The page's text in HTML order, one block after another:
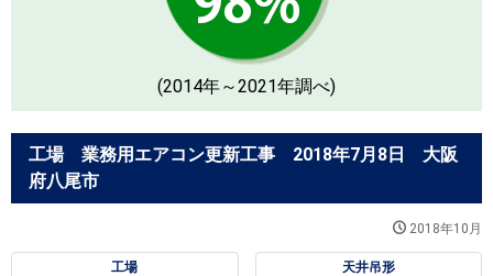
(2014年～2021年調べ)
工場 業務用エアコン更新工事 2018年7月8日 大阪
府八尾市
2018年10月
工場 天井吊形